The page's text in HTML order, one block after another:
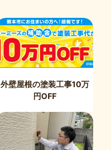
外壁屋根の塗装工事10万
円OFF